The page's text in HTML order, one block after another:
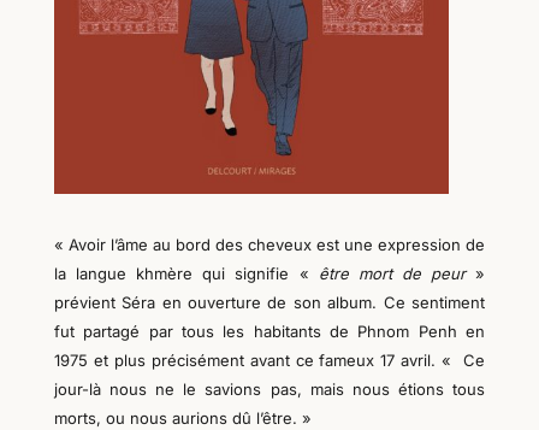
« Avoir l’âme au bord des cheveux est une expression de
la langue khmère qui signifie « être mort de peur»
prévient Séra en ouverture de son album. Ce sentiment
fut partagé par tous les habitants de Phnom Penh en
1975 et plus précisément avantce fameux 17 avril. « Ce
jour-là nous ne le savions pas, mais nous étions tous
morts, ou nous aurions dû l’être. »